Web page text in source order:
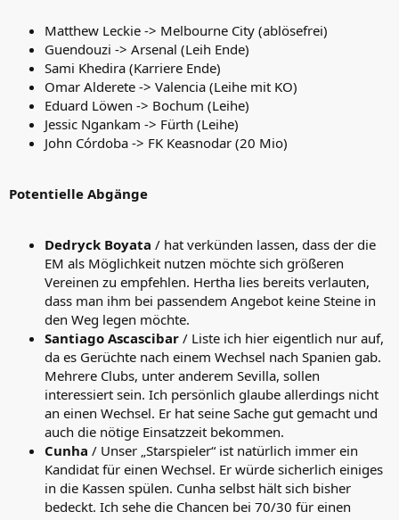
Matthew Leckie -> Melbourne City (ablösefrei)
Guendouzi -> Arsenal (Leih Ende)
Sami Khedira (Karriere Ende)
Omar Alderete -> Valencia (Leihe mit KO)
Eduard Löwen -> Bochum (Leihe)
Jessic Ngankam -> Fürth (Leihe)
John Córdoba -> FK Keasnodar (20 Mio)
Potentielle Abgänge
Dedryck Boyata / hat verkünden lassen, dass der die
EM als Möglichkeit nutzen möchte sich größeren
Vereinen zu empfehlen. Hertha lies bereits verlauten,
dass man ihm bei passendem Angebot keine Steine in
den Weg legen möchte.
Santiago Ascascibar / Liste ich hier eigentlich nur auf,
da es Gerüchte nach einem Wechsel nach Spanien gab.
Mehrere Clubs, unter anderem Sevilla, sollen
interessiert sein. Ich persönlich glaube allerdings nicht
an einen Wechsel. Er hat seine Sache gut gemacht und
auch die nötige Einsatzzeit bekommen.
Cunha / Unser „Starspieler“ ist natürlich immer ein
Kandidat für einen Wechsel. Er würde sicherlich einiges
in die Kassen spülen. Cunha selbst hält sich bisher
bedeckt. Ich sehe die Chancen bei 70/30 für einen